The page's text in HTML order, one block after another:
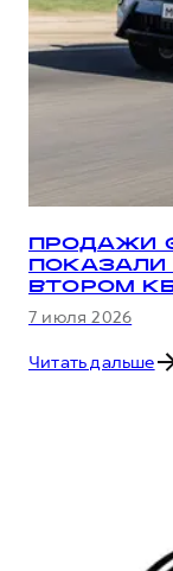
ПРОДАЖИ
ПОКАЗАЛИ
ВТОРОМ
7 июля 2026
Читать дальше